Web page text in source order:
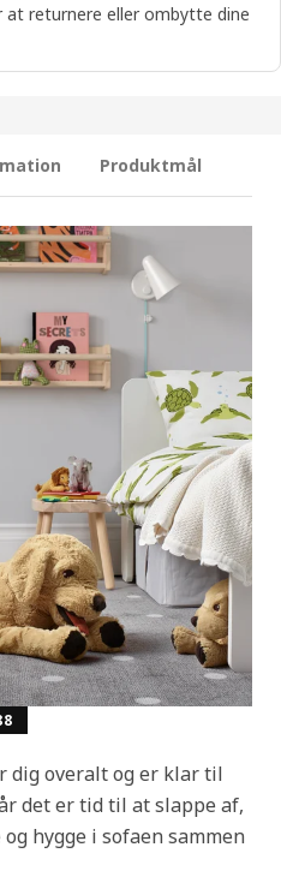
at returnere eller ombytte dine
Produktmål
dig overalt og er klar til
det er tid til at slappe af,
hygge i sofaen sammen